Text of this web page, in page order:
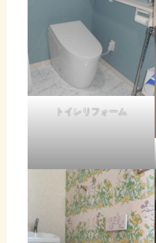
トイレリフォーム